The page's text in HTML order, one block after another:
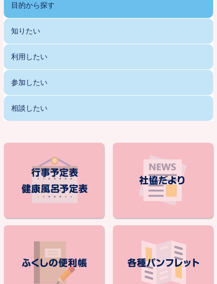
目的から探す
知りたい
利用したい
参加したい
相談したい